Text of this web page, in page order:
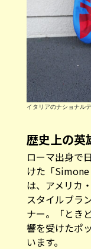
イタリアのナショナル
歴史上の英
ローマ出身で
けた「Simone
は、アメリカ
スタイルブラ
ナー。「とき
響を受けたポ
います。
大阪・関西万